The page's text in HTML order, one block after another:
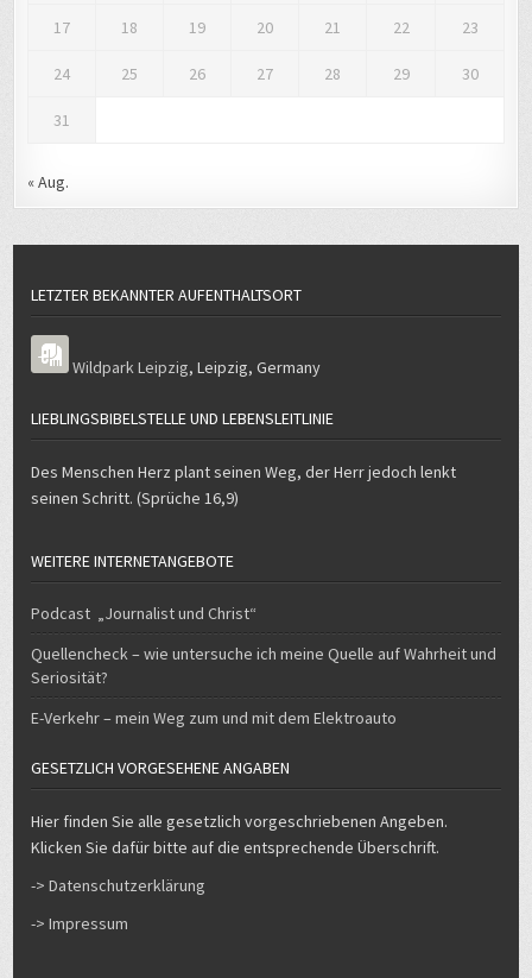
17 18 19 20 21 22 23
24 25 26 27 28 29 30
31
« Aug.
LETZTER BEKANNTER AUFENTHALTSORT
Wildpark Leipzig,Leipzig,Germany
LIEBLINGSBIBELSTELLE UND LEBENSLEITLINIE
Des Menschen Herz plant seinen Weg, der Herr jedoch lenkt
seinen Schritt. (Sprüche 16,9)
WEITERE INTERNETANGEBOTE
Podcast „Journalist und Christ“
Quellencheck – wie untersuche ich meine Quelle auf Wahrheit und
Seriosität?
E-Verkehr – mein Weg zum und mit dem Elektroauto
GESETZLICH VORGESEHENE ANGABEN
Hier finden Sie alle gesetzlich vorgeschriebenen Angeben.
Klicken Sie dafür bitte auf die entsprechende Überschrift.
-> Datenschutzerklärung
-> Impressum